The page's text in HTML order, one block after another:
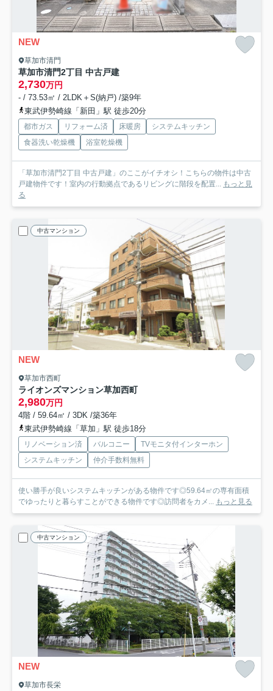
NEW
草加市清門
草加市清門2丁目 中古戸建
2,730万円
- / 73.53㎡ / 2LDK＋S(納戸) /築9年
東武伊勢崎線「新田」駅 徒歩20分
都市ガス リフォーム済 床暖房
システムキッチン
食器洗い乾燥機
浴室乾燥機
「草加市清門2丁目 中古戸建」のここがイチオシ！こちらの物件は中古
戸建物件です！室内の行動拠点であるリビングに階段を配置... もっと見
る
中古マンション
NEW
草加市西町
ライオンズマンション草加西町
2,980万円
4階 / 59.64㎡ / 3DK /築36年
東武伊勢崎線「草加」駅 徒歩18分
リノベーション済 バルコニー
TVモニタ付インターホン
システムキッチン
仲介手数料無料
使い勝手が良いシステムキッチンがある物件です◎59.64㎡の専有面積
でゆったりと暮らすことができる物件です◎訪問者をカメ... もっと見る
中古マンション
NEW
草加市長栄